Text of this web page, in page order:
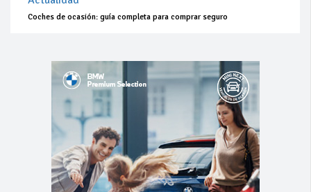
Coches de ocasión: guía completa para comprar seguro